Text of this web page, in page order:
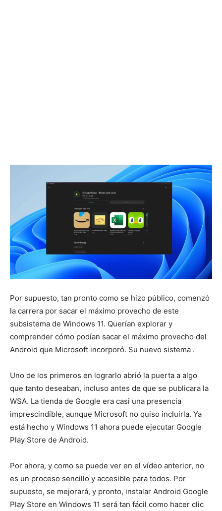
Por supuesto, tan pronto como se hizo público, comenzó
la carrera por sacar el máximo provecho de este
subsistema de Windows 11. Querían explorar y
comprender cómo podían sacar el máximo provecho del
Android que Microsoft incorporó. Su nuevo sistema .
Uno de los primeros en lograrlo abrió la puerta a algo
que tanto deseaban, incluso antes de que se publicara la
WSA. La tienda de Google era casi una presencia
imprescindible, aunque Microsoft no quiso incluirla. Ya
está hecho y Windows 11 ahora puede ejecutar Google
Play Store de Android.
Por ahora, y como se puede ver en el vídeo anterior, no
es un proceso sencillo y accesible para todos. Por
supuesto, se mejorará, y pronto, instalar Android Google
Play Store en Windows 11 será tan fácil como hacer clic